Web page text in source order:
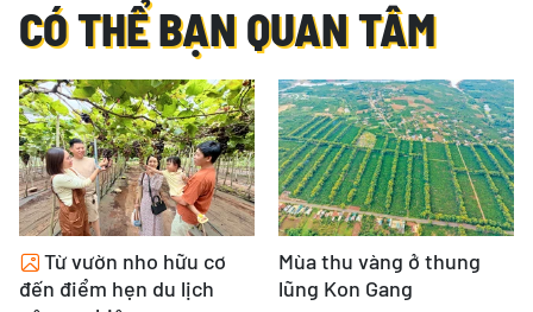
CÓ THỂ BẠN QUAN TÂM
Từ vườn nho hữu cơ
đến điểm hẹn du lịch
Mùa thu vàng ở thung
lũng Kon Gang